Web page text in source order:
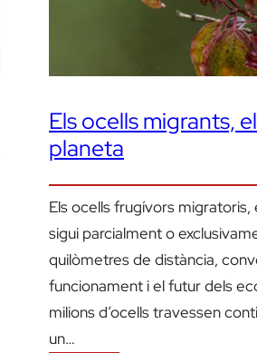
Els ocells migrants,
planeta
Els ocells frugívors migratoris,
sigui parcialment o
quilòmetres de distància,
funcionament i el futur dels
milions d’ocells travessen
un…